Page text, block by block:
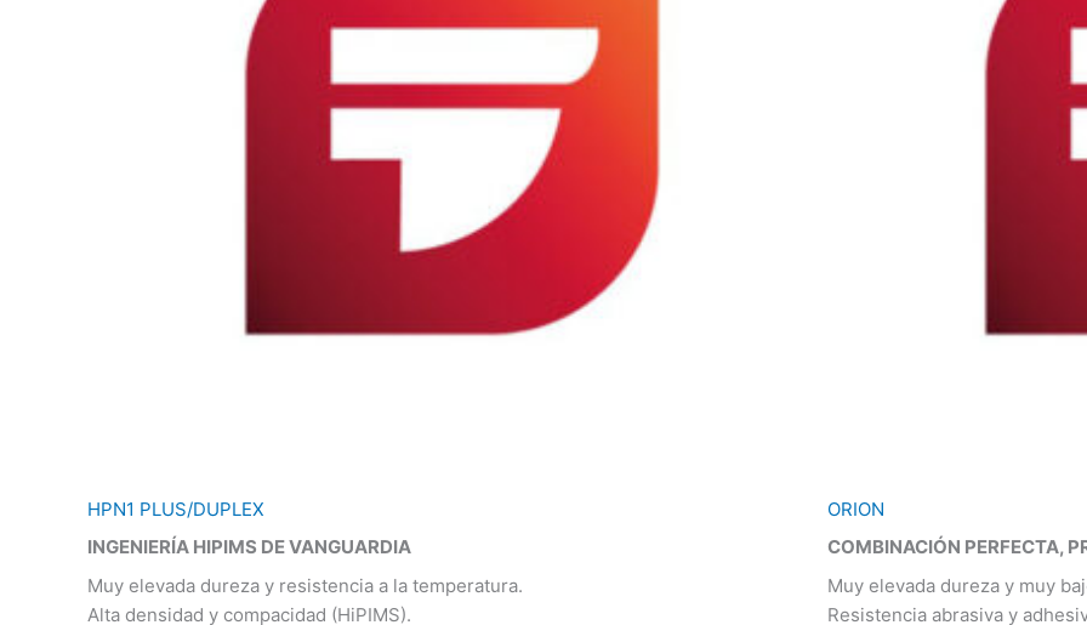
HPN1 PLUS/DUPLEX
INGENIERÍA HIPIMS DE VANGUARDIA
Muy elevada dureza y resistencia a la temperatura.
Alta densidad y compacidad (HiPIMS).
ORION
COMBINACIÓN PERFECTA,
Muy elevada dureza y muy
Resistencia abrasiva y